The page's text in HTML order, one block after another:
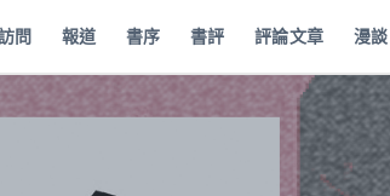
問 報道 書序 書評 評論文章 漫談